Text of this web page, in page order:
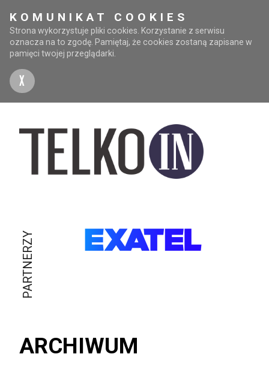
KOMUNIKAT COOKIES
Strona wykorzystuje pliki cookies. Korzystanie z serwisu
oznacza na to zgodę. Pamiętaj, że cookies zostaną zapisane w
pamięci twojej przeglądarki.
X
PARTNERZY
ARCHIWUM